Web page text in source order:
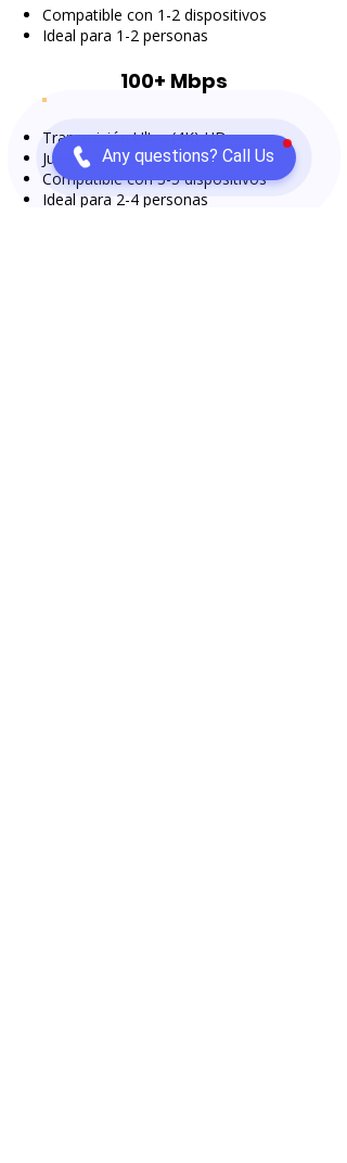
Any questions? Call Us
Compatible con 1-2 dispositivos
Ideal para 1-2 personas
100+ Mbps
Transmisión Ultra (4K) HD
Juegos en línea con baja latencia
Compatible con 3-5 dispositivos
Ideal para 2-4 personas